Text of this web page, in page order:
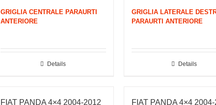
GRIGLIA CENTRALE PARAURTI
ANTERIORE
Details
GRIGLIA LATERALE
PARAURTI ANTERIORE
Details
FIAT PANDA 4×4 2004-2012
FIAT PANDA 4×4